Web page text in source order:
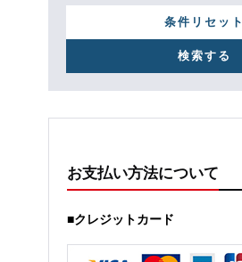
条件リセット
お支払い方法について
■クレジットカード